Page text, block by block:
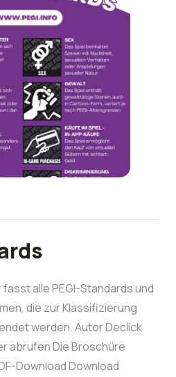
alle PEGI-Standards und
die zur Klassifizierung
werden. Autor Declick
abrufen Die Broschüre
Download Download